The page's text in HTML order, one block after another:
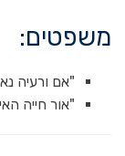
משפטים:
"אם ורעיה
"אור חייה